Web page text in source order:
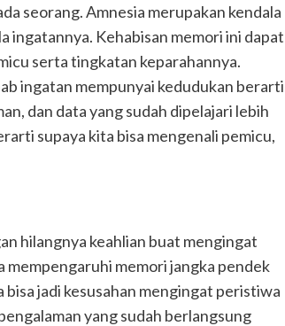
seorang. Amnesia merupakan kendala
ingatannya. Kehabisan memori ini dapat
serta tingkatan keparahannya.
ingatan mempunyai kedudukan berarti
dan data yang sudah dipelajari lebih
supaya kita bisa mengenali pemicu,
hilangnya keahlian buat mengingat
memori jangka pendek
bisa jadi kesusahan mengingat peristiwa
yang sudah berlangsung